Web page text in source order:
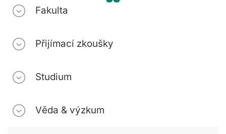
Fakulta
Přijímací zkoušky
Studium
Věda & výzkum